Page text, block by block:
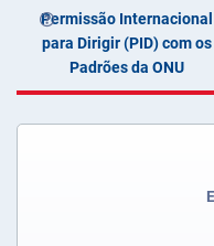
Permissão Internacional
para Dirigir (PID) com os
Padrões da ONU